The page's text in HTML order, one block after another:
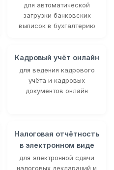
для автоматической
загрузки банковских
выписок в бухгалтерию
Кадровый учёт онлайн
для ведения кадрового
учёта и кадровых
документов онлайн
Налоговая отчётность
в электронном виде
для электронной сдачи
налоговых деклараций и